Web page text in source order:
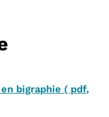
bigraphie ( pdf,